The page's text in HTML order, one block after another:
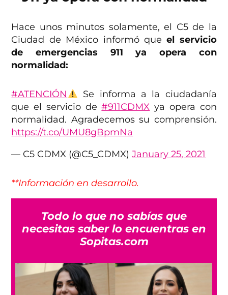
Hace unos minutos solamente, el C5 de la
Ciudad de México informó queel servicio
de emergencias 911 ya opera con
normalidad:
#ATENCIÓN
Se informa a la ciudadanía
que el servicio de#911CDMX ya opera con
normalidad. Agradecemos su comprensión.
https://t.co/UMU8gBpmNa
— C5 CDMX (@C5_CDMX)January 25, 2021
**Información en desarrollo.
Todo lo que no sabías que
necesitas saber lo encuentras en
Sopitas.com